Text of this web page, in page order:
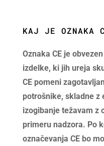
KAJ JE OZNAKA
Oznaka CE je
izdelke, ki jih ureja
CE pomeni
potrošnike, skladne z
izogibanje težavam z
primeru nadzora. Po
označevanja CE bo